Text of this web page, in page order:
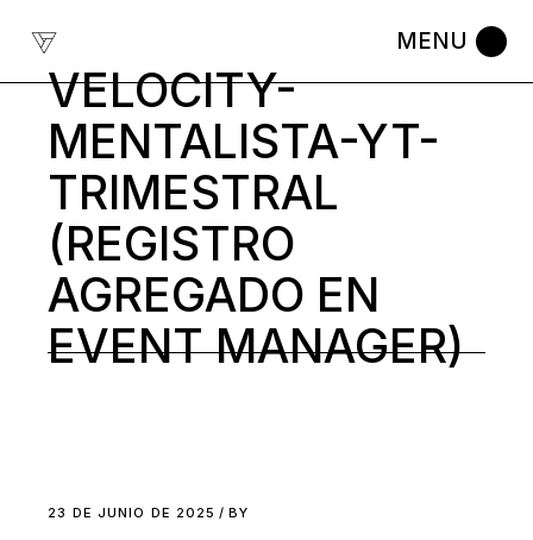
contentVELOCITY-
MENTALISTA-YT-
TRIMESTRAL
(REGISTRO
AGREGADO EN
EVENT MANAGER)
23 DE JUNIO DE 2025 BY